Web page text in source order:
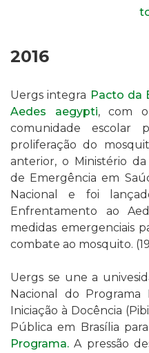
2016
Uergs integra Pacto da
Aedes aegypti, com
comunidade escolar
proliferação do
anterior, o Ministério
de Emergência em
Nacional e foi
Enfrentamento ao
medidas emergenciais
combate ao mosquito.
Uergs se une a
Nacional do Programa
Iniciação à Docência
Pública em Brasília para
Programa. A pressão